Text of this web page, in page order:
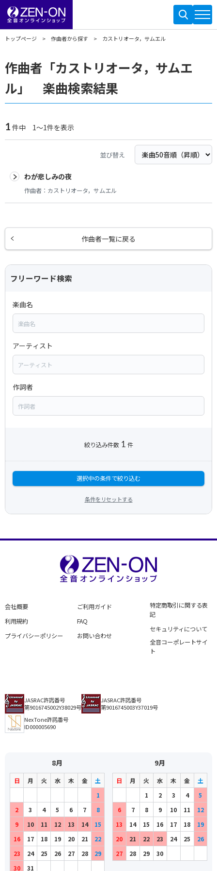
トップページ 作曲者から探す カストリオータ，サムエル
作曲者「カストリオータ，サムエ
ル」 楽曲検索結果
1 件中 1～1件を表示
並び替え
わが悲しみの夜
作曲者： カストリオータ，サムエル
作曲者一覧に戻る
フリーワード検索
楽曲名
アーティスト
作詞者
絞り込み件数 1 件
選択中の条件で絞り込む
条件をリセットする
会社概要
利用規約
プライバシーポリシー
ご利用ガイド
FAQ
お問い合わせ
特定商取引に関する表
記
セキュリティについて
全音コーポレートサイ
ト
JASRAC許諾番号
第9016745002Y38029号
JASRAC許諾番号
第9016745003Y37019号
NexTone許諾番号
ID000005690
8月
日 月 火 水 木 金
土
1
2
3 4 5 6 7
8
9
10 11 12 13 14
15
16
17 18 19 20 21
22
23
24 25 26 27 28
29
30
31
9月
日 月 火 水 木 金
土
1
2 3 4
5
6
7 8 9 10 11
12
13
14 15 16 17 18
19
20
21 22 23 24 25
26
27
28 29 30